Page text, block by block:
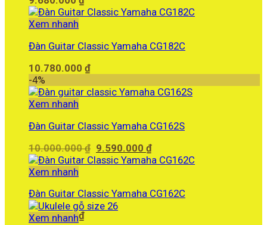
Xem nhanh
Đàn Guitar Classic Yamaha CG182C
10.780.000 ₫
-4%
Xem nhanh
Đàn Guitar Classic Yamaha CG162S
10.000.000₫ Giá
gốc
9.590.000₫Giá
hiện
9.590.000 ₫.
Xem nhanh
Đàn Guitar Classic Yamaha CG162C
9.990.000₫
Xem nhanh